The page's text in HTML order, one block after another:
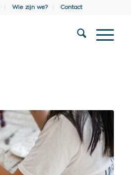
Wie zijn we? Contact